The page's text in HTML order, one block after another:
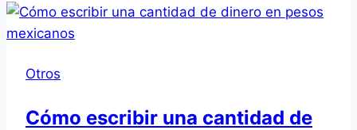
Otros
Cómo escribir una cantidad de